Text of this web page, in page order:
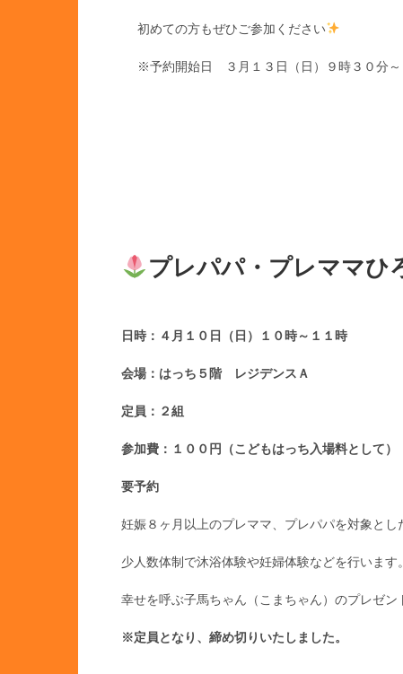
初めての方もぜひご参加ください
※予約開始日 ３月１３日（日）９時３０分～
プレパパ・プレママひ
日時：４月１０日（日）１０時～１１時
会場：はっち５階 レジデンスＡ
定員：２組
参加費：１００円（こどもはっち入場料として）
要予約
妊娠８ヶ月以上のプレママ、プレパパを対象とし
少人数体制で沐浴体験や妊婦体験などを行います。
幸せを呼ぶ子馬ちゃん（こまちゃん）のプレゼン
※定員となり、締め切りいたしました。